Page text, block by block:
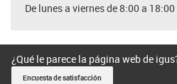
De lunes a viernes de 8:00 a 18:00
¿Qué le parece la página web de
Encuesta de satisfacción